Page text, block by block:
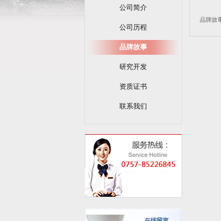
公司简介
公司历程
品牌故事
研究开发
资质证书
联系我们
品牌故